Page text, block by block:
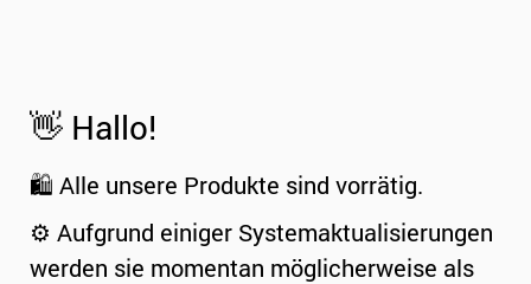
👋 Hallo!
🛍️ Alle unsere Produkte sind vorrätig.
⚙️ Aufgrund einiger Systemaktualisierungen
werden sie momentan möglicherweise als